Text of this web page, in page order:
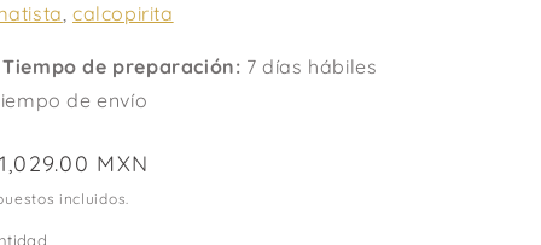
,calcopirita
Tiempo de preparación: 7 días hábiles
de envío
MXN
incluidos.